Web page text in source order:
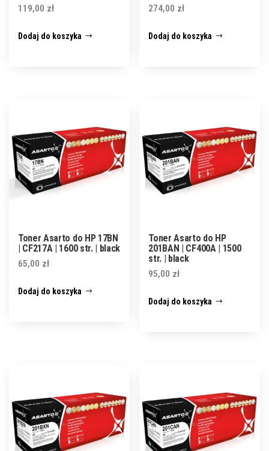
119,00 zł
Dodaj do koszyka
274,00 zł
Dodaj do koszyka
Toner Asarto do HP 17BN
| CF217A | 1600 str. | black
65,00 zł
Dodaj do koszyka
Toner Asarto do HP
201BAN | CF400A | 1500
str. | black
95,00 zł
Dodaj do koszyka